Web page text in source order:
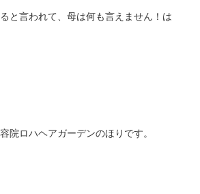
と言われて、母は何も言えません！は
院ロハヘアガーデンのほりです。